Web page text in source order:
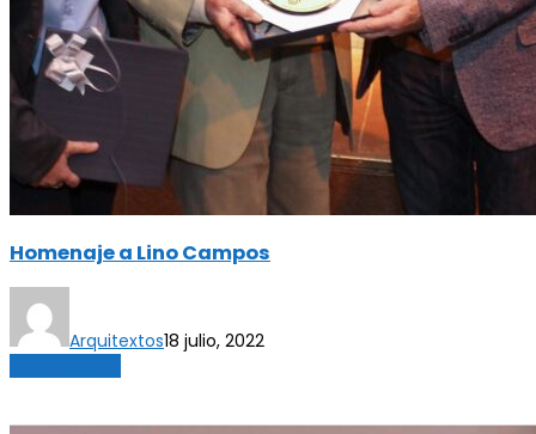
Homenaje a Lino Campos
Arquitextos18 julio, 2022